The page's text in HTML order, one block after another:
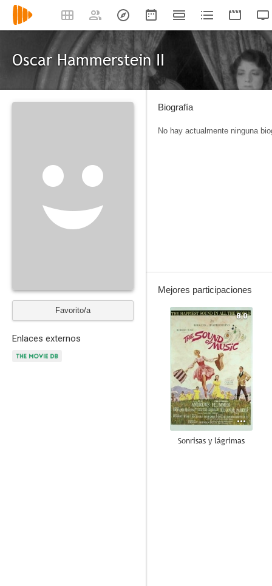
Oscar Hammerstein II
Favorito/a
Enlaces externos
Biografía
No hay actualmente ninguna
Mejores participaciones
8.0
Sonrisas y lágrimas